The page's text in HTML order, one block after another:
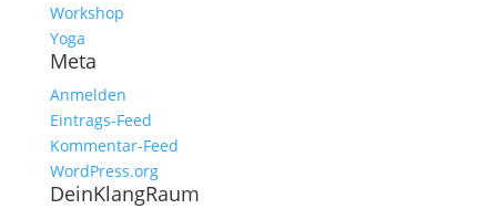
Workshop
Yoga
Meta
Anmelden
Eintrags-Feed
Kommentar-Feed
WordPress.org
DeinKlangRaum